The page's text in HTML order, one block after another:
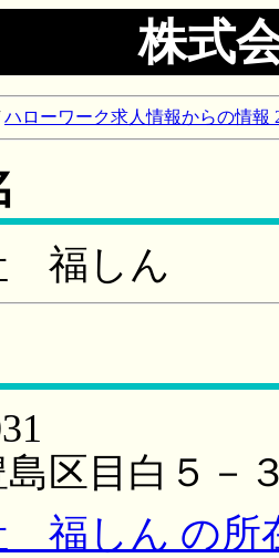
株式
ハローワーク求人情報からの情報
福しん
区目白５－
福しん の所